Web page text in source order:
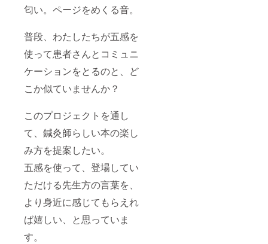
匂い。ページをめくる音。
普段、わたしたちが五感を
使って患者さんとコミュニ
ケーションをとるのと、ど
こか似ていませんか？
このプロジェクトを通し
て、鍼灸師らしい本の楽し
み方を提案したい。
五感を使って、登場してい
ただける先生方の言葉を、
より身近に感じてもらえれ
ば嬉しい、と思っていま
す。